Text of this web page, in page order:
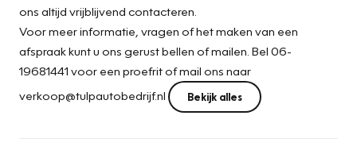
ons altijd vrijblijvend contacteren.
Voor meer informatie, vragen of het maken van een
afspraak kunt u ons gerust bellen of mailen. Bel 06-
19681441 voor een proefrit of mail ons naar
verkoop@tulpautobedrijf.nl
Bekijk alles